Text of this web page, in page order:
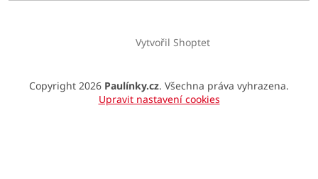
Vytvořil Shoptet
Copyright 2026 Paulínky.cz. Všechna práva vyhrazena.
Upravit nastavení cookies